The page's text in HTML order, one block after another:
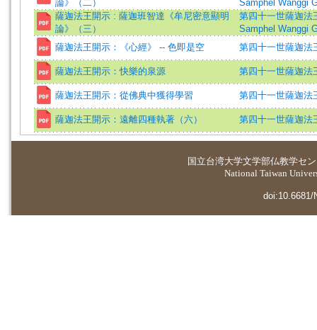
論》（二）
Samphel Wanggi
薩迦法王開示 : 薩迦班智達《牟尼密意顯明
論》（三）
第四十一世薩迦法
Samphel Wanggi
薩迦法王開示：《心經》 -- 色即是空
第四十一世薩迦法
薩迦法王開示：快樂的泉源 第四十一世薩迦法
薩迦法王開示：從佛典中獲得學習 第四十一世薩迦法
薩迦法王開示：遠離四種執著（六） 第四十一世薩迦法
国立台湾大学文学部仏教学セ
National Taiwan
doi:10.6681/